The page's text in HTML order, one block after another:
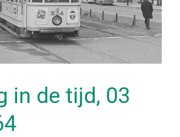
in de tijd, 03